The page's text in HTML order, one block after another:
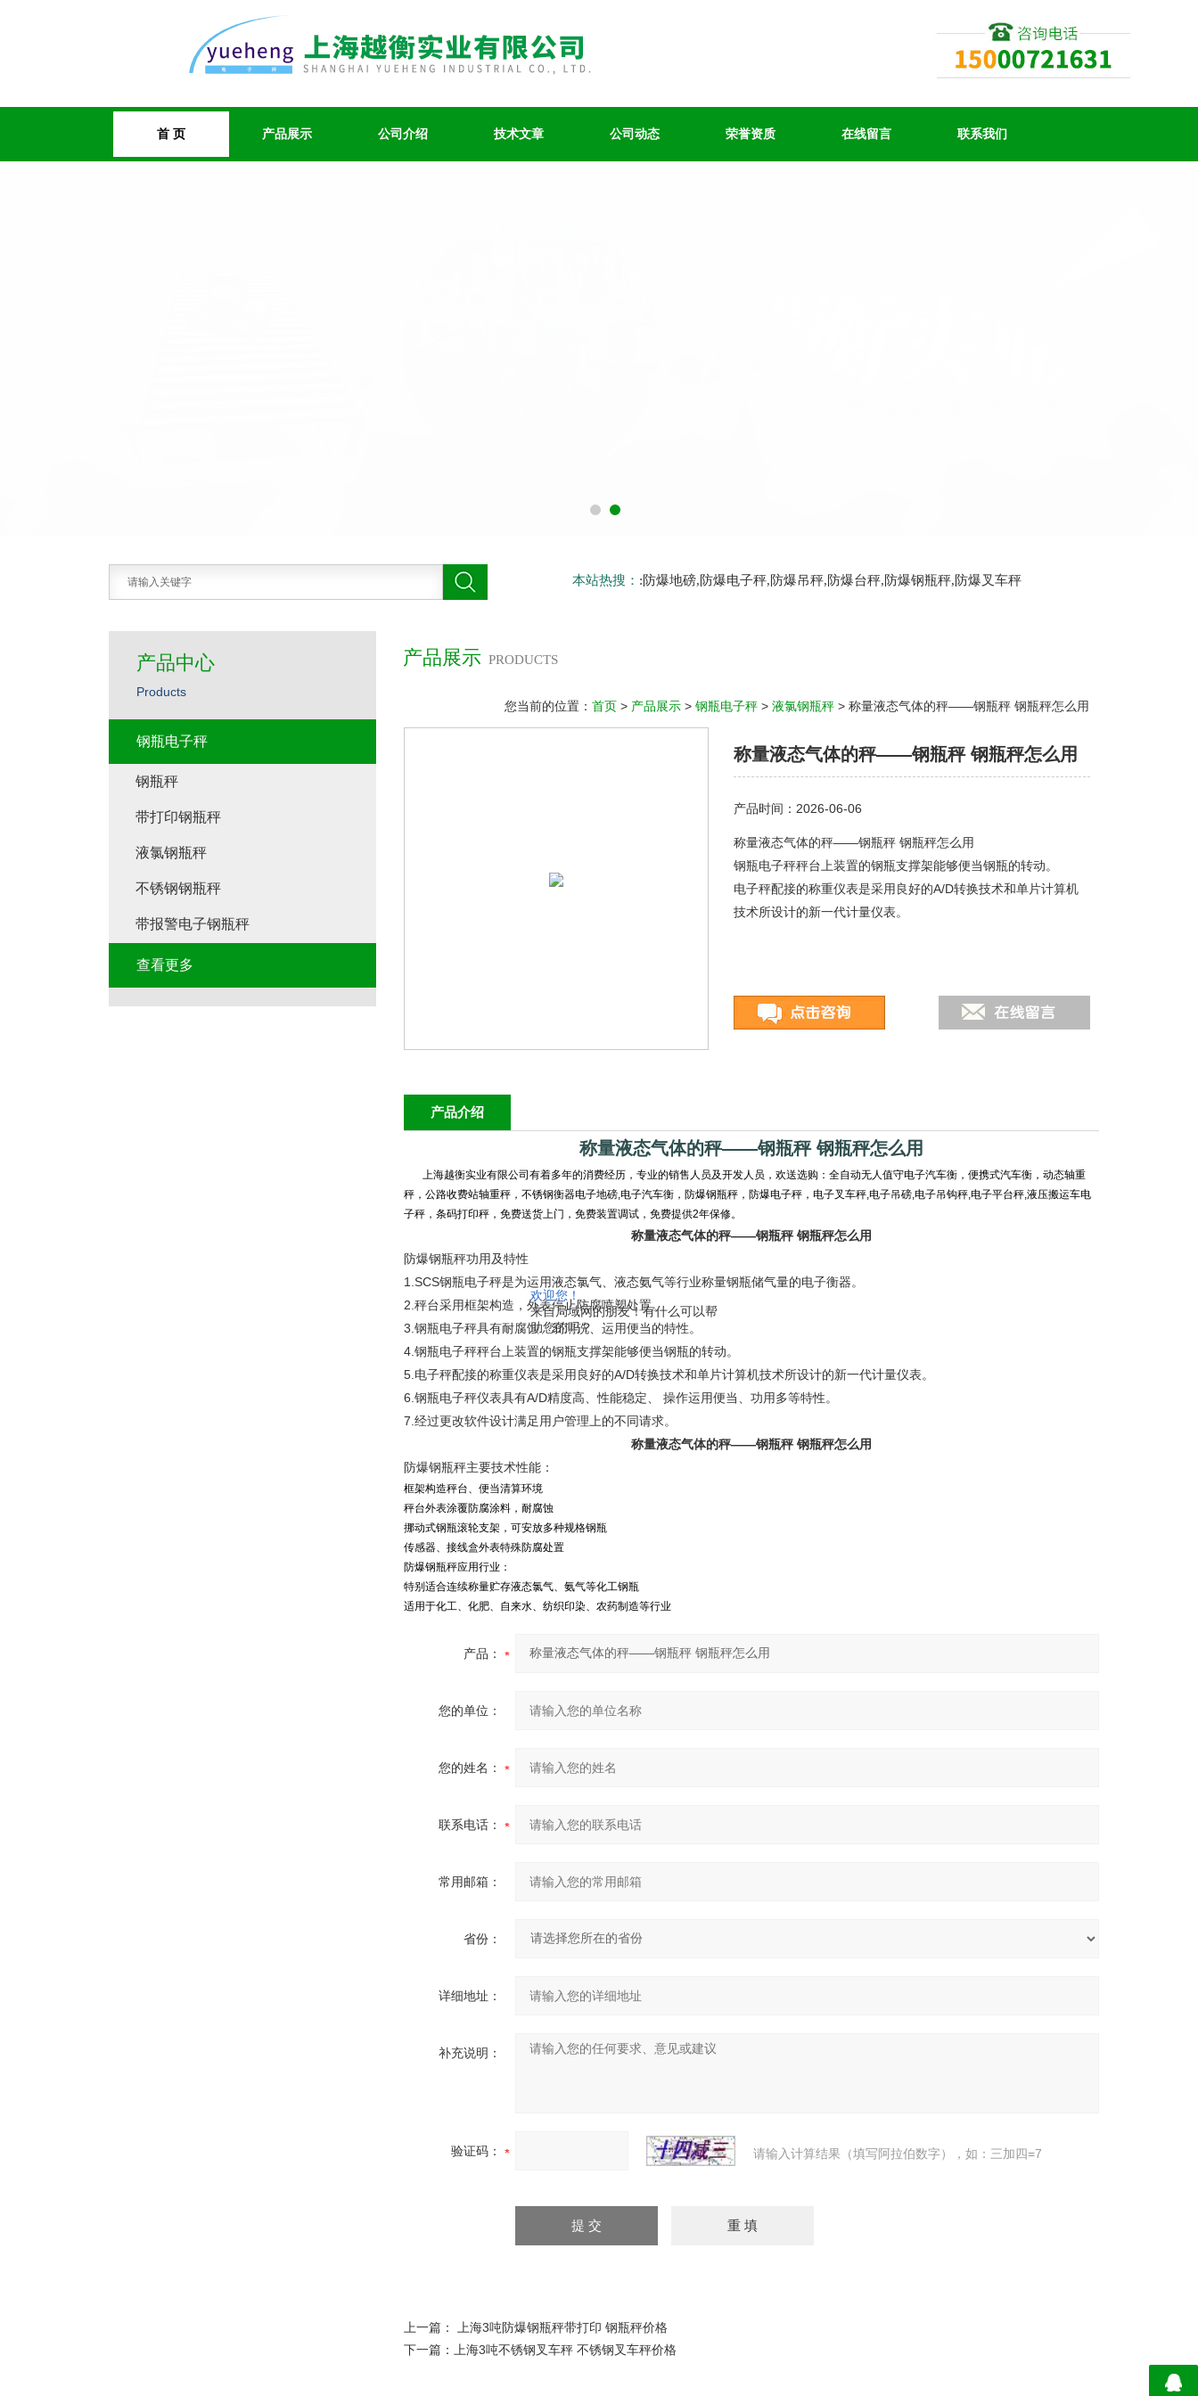
欢迎您！
来自局域网的朋友！有什么可以帮
助您的吗？
首 页 产品展示 公司介绍 技术文章 公司动态 荣誉资质 在线留言 联系我们
本站热搜： :防爆地磅,防爆电子秤,防爆吊秤,防爆台秤,防爆钢瓶秤,防爆叉车秤
产品展示 PRODUCTS
您当前的位置： 首页 > 产品展示 > 钢瓶电子秤 > 液氯钢瓶秤 > 称量液态气体的秤——钢瓶秤 钢瓶秤怎么用
称量液态气体的秤——钢瓶秤 钢瓶秤怎么用
产品时间：2026-06-06
称量液态气体的秤——钢瓶秤 钢瓶秤怎么用
钢瓶电子秤秤台上装置的钢瓶支撑架能够便当钢瓶的转动。
电子秤配接的称重仪表是采用良好的A/D转换技术和单片计算机
技术所设计的新一代计量仪表。
产品介绍
称量液态气体的秤——钢瓶秤 钢瓶秤怎么用
上海越衡实业有限公司有着多年的消费经历，专业的销售人员及开发人员，欢送选购：全自动无人值守电子汽车衡，便携式汽车衡，动态轴重
秤，公路收费站轴重秤，不锈钢衡器电子地磅,电子汽车衡，防爆钢瓶秤，防爆电子秤，电子叉车秤,电子吊磅,电子吊钩秤,电子平台秤,液压搬运车电
子秤，条码打印秤，免费送货上门，免费装置调试，免费提供2年保修。
称量液态气体的秤——钢瓶秤 钢瓶秤怎么用
防爆钢瓶秤功用及特性
1.SCS钢瓶电子秤是为运用液态氯气、液态氨气等行业称量钢瓶储气量的电子衡器。
2.秤台采用框架构造，外表停止防腐喷塑处置。
3.钢瓶电子秤具有耐腐蚀、易清洗、运用便当的特性。
4.钢瓶电子秤秤台上装置的钢瓶支撑架能够便当钢瓶的转动。
5.电子秤配接的称重仪表是采用良好的A/D转换技术和单片计算机技术所设计的新一代计量仪表。
6.钢瓶电子秤仪表具有A/D精度高、性能稳定、 操作运用便当、功用多等特性。
7.经过更改软件设计满足用户管理上的不同请求。
称量液态气体的秤——钢瓶秤 钢瓶秤怎么用
防爆钢瓶秤主要技术性能：
框架构造秤台、便当清算环境
秤台外表涂覆防腐涂料，耐腐蚀
挪动式钢瓶滚轮支架，可安放多种规格钢瓶
传感器、接线盒外表特殊防腐处置
防爆钢瓶秤应用行业：
特别适合连续称量贮存液态氯气、氨气等化工钢瓶
适用于化工、化肥、自来水、纺织印染、农药制造等行业
产品：
您的单位：
您的姓名：
联系电话：
常用邮箱：
省份：
详细地址：
补充说明：
验证码： 请输入计算结果（填写阿拉伯数字），如：三加四=7
上一篇：
上海3吨防爆钢瓶秤带打印 钢瓶秤价格
下一篇：
上海3吨不锈钢叉车秤 不锈钢叉车秤价格
产品中心
Products
钢瓶电子秤
钢瓶秤
带打印钢瓶秤
液氯钢瓶秤
不锈钢钢瓶秤
带报警电子钢瓶秤
查看更多